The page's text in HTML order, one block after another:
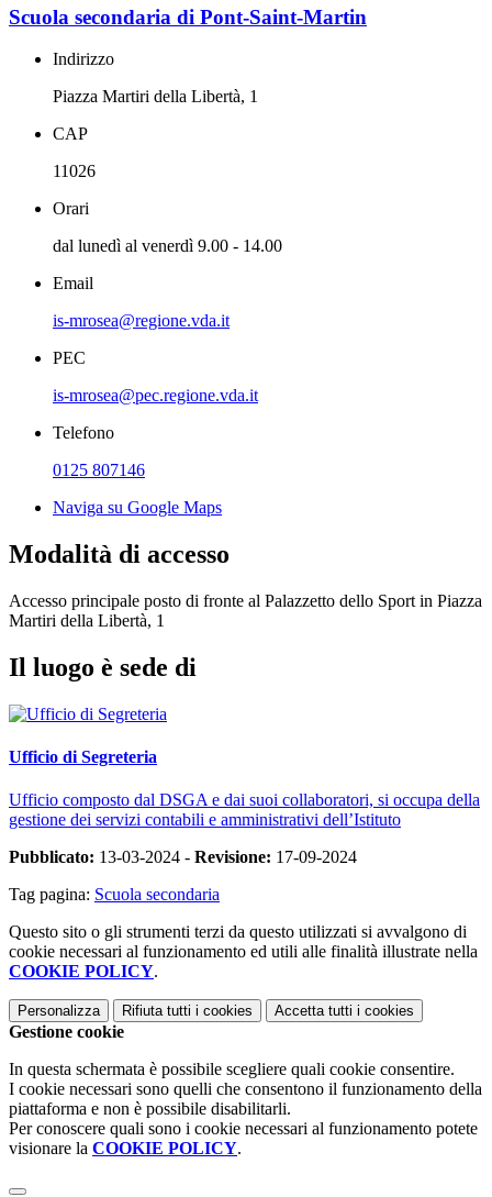
Scuola secondaria di Pont-Saint-Martin
Indirizzo
Piazza Martiri della Libertà, 1
CAP
11026
Orari
dal lunedì al venerdì 9.00 - 14.00
Email
is-mrosea@regione.vda.it
PEC
is-mrosea@pec.regione.vda.it
Telefono
0125 807146
Naviga su Google Maps
Modalità di accesso
Accesso principale posto di fronte al Palazzetto dello Sport in Piazza
Martiri della Libertà, 1
Il luogo è sede di
Ufficio di Segreteria
Ufficio composto dal DSGA e dai suoi collaboratori, si occupa della
gestione dei servizi contabili e amministrativi dell’Istituto
Pubblicato: 13-03-2024 - Revisione: 17-09-2024
Tag pagina: Scuola secondaria
Questo sito o gli strumenti terzi da questo utilizzati si avvalgono di
cookie necessari al funzionamento ed utili alle finalità illustrate nella
COOKIE POLICY.
Personalizza Rifiuta tutti i cookies Accetta tutti i cookies
Gestione cookie
In questa schermata è possibile scegliere quali cookie consentire.
I cookie necessari sono quelli che consentono il funzionamento della
piattaforma e non è possibile disabilitarli.
Per conoscere quali sono i cookie necessari al funzionamento potete
visionare la COOKIE POLICY.